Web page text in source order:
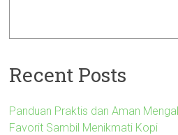
Recent Posts
Panduan Praktis dan Aman
Favorit Sambil Menikmati Kopi